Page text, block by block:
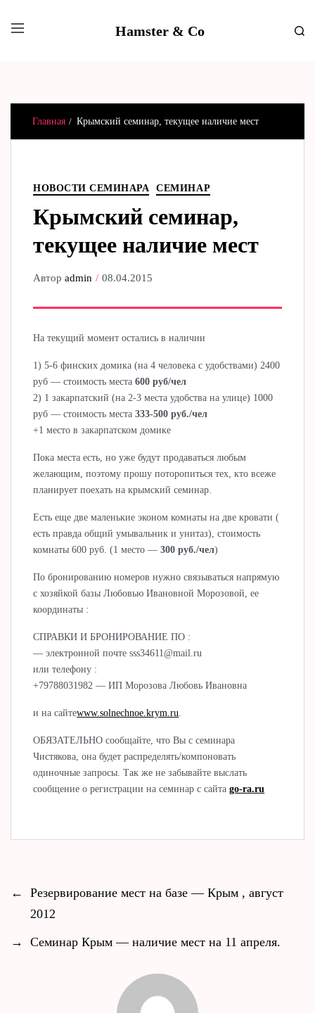
Hamster & Co
Главная Крымский семинар, текущее наличие мест
НОВОСТИ СЕМИНАРА СЕМИНАР
Крымский семинар,
текущее наличие мест
Авторadmin 08.04.2015
На текущий момент остались в наличии
1) 5-6 финских домика (на 4 человека с удобствами) 2400
руб — стоимость места600 руб/чел
2) 1 закарпатский (на 2-3 места удобства на улице) 1000
руб — стоимость места333-500 руб./чел
+1 место в закарпатском домике
Пока места есть, но уже будут продаваться любым
желающим, поэтому прошу поторопиться тех, кто всеже
планирует поехать на крымский семинар.
Есть еще две маленькие эконом комнаты на две кровати (
есть правда общий умывальник и унитаз), стоимость
комнаты 600 руб. (1 место —300 руб./чел)
По бронированию номеров нужно связываться напрямую
с хозяйкой базы Любовью Ивановной Морозовой, ее
координаты :
СПРАВКИ И БРОНИРОВАНИЕ ПО :
— электронной почте sss34611@mail.ru
или телефону :
+79788031982 — ИП Морозова Любовь Ивановна
и на сайтеwww.solnechnoe.krym.ru
ОБЯЗАТЕЛЬНО сообщайте, что Вы с семинара
Чистякова, она будет распределять/компоновать
одиночные запросы. Так же не забывайте выслать
сообщение о регистрации на семинар с сайтаgo-ra.ru
←
Резервирование мест на базе — Крым , август
2012
→
Семинар Крым — наличие мест на 11 апреля.